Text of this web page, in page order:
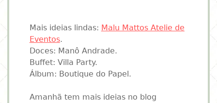
Mais ideias lindas: Malu Mattos Atelie de
Eventos.
Doces: Manô Andrade.
Buffet: Villa Party.
Álbum: Boutique do Papel.
Amanhã tem mais ideias no blog